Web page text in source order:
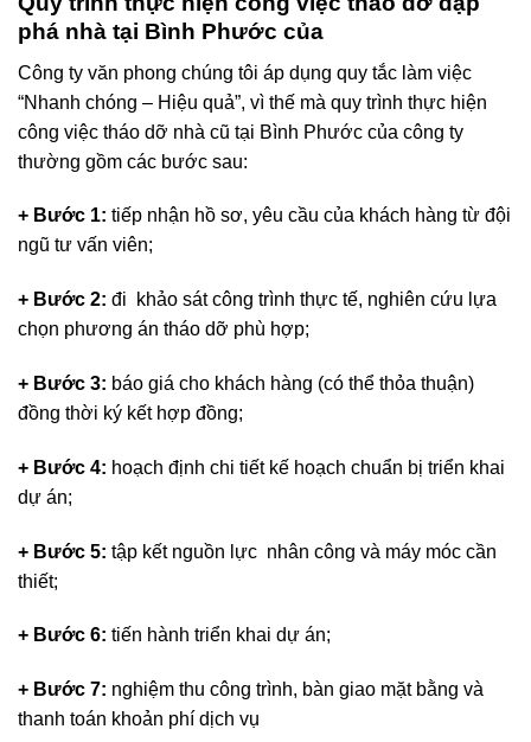
Quy trình thực hiện công việc tháo dỡ đập
phá nhà tại Bình Phước của
Công ty văn phong chúng tôi áp dụng quy tắc làm việc
“Nhanh chóng – Hiệu quả”, vì thế mà quy trình thực hiện
công việc tháo dỡ nhà cũ tại Bình Phước của công ty
thường gồm các bước sau:
+ Bước 1: tiếp nhận hồ sơ, yêu cầu của khách hàng từ đội
ngũ tư vấn viên;
+ Bước 2: đi khảo sát công trình thực tế, nghiên cứu lựa
chọn phương án tháo dỡ phù hợp;
+ Bước 3: báo giá cho khách hàng (có thể thỏa thuận)
đồng thời ký kết hợp đồng;
+ Bước 4: hoạch định chi tiết kế hoạch chuẩn bị triển khai
dự án;
+ Bước 5: tập kết nguồn lực nhân công và máy móc cần
thiết;
+ Bước 6: tiến hành triển khai dự án;
+ Bước 7: nghiệm thu công trình, bàn giao mặt bằng và
thanh toán khoản phí dịch vụ